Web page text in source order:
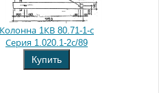
Колонна 1КВ 80.71-1-с
Серия 1.020.1-2с/89
Купить